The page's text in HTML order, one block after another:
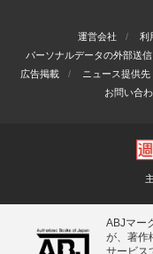
運営会社 利
パーソナルデータの外部送
広告掲載
ニュース提供先
お問い合
ABJマー
が、著作
サービス